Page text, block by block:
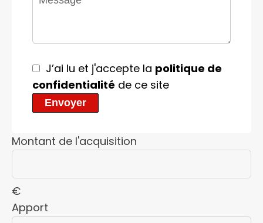
J’ai lu et j'accepte la politique de
confidentialité de ce site
Envoyer
Montant de l'acquisition
€
Apport